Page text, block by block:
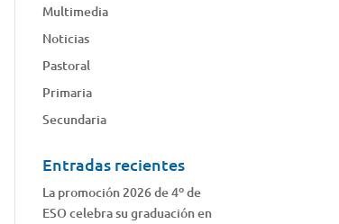
Multimedia
Noticias
Pastoral
Primaria
Secundaria
Entradas recientes
La promoción 2026 de 4º de
ESO celebra su graduación en